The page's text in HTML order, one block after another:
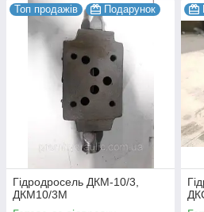
Топ продажів Подарунок
Гідродросель ДКМ-10/3,
ДКМ10/3М